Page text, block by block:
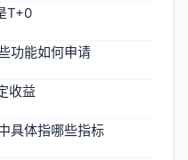
T+0
功能如何申请
收益
具体指哪些指标